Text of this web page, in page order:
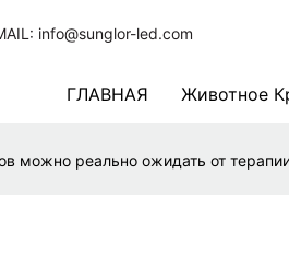
info@sunglor-led.com
ГЛАВНАЯ Животное
можно реально ожидать от